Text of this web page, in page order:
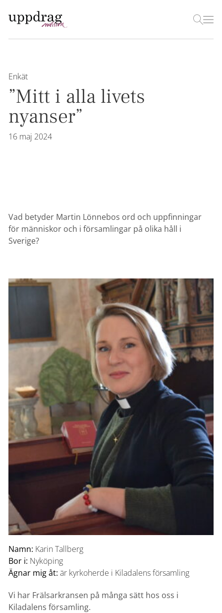
Enkät
”Mitt i alla livets
nyanser”
16 maj 2024
Vad betyder Martin Lönnebos ord och uppfinningar
för människor och i församlingar på olika håll i
Sverige?
Namn: Karin Tallberg
Bor i: Nyköping
Ägnar mig åt:är kyrkoherde i Kiladalens församling
Vi har Frälsarkransen på många sätt hos oss i
Kiladalens församling.